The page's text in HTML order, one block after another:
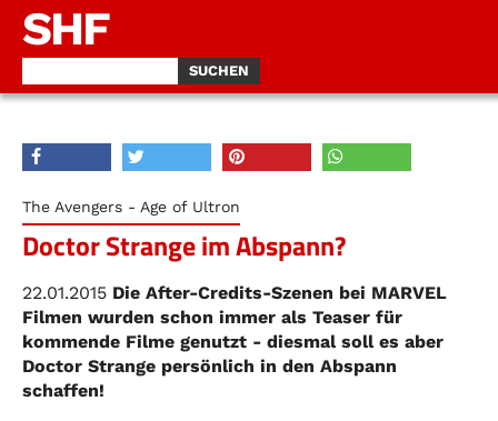
SHF
The Avengers - Age of Ultron
Doctor Strange im Abspann?
22.01.2015 Die After-Credits-Szenen bei MARVEL
Filmen wurden schon immer als Teaser für
kommende Filme genutzt - diesmal soll es aber
Doctor Strange persönlich in den Abspann
schaffen!